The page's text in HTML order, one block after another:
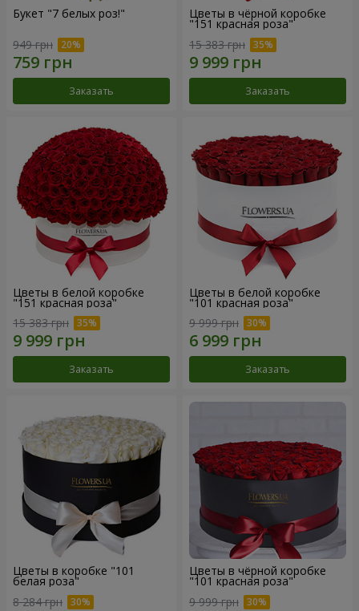
Букет "7 белых роз!"
949 грн
Заказать
Цветы в чёрной коробке
"151 красная роза"
15 383 грн
Заказать
Цветы в белой коробке
"151 красная роза"
15 383 грн
Заказать
Цветы в белой коробке
"101 красная роза"
9 999 грн
Заказать
Цветы в коробке "101
белая роза"
8 284 грн
Цветы в чёрной коробке
"101 красная роза"
9 999 грн